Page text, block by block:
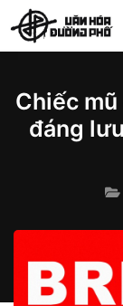
Chiếc
đáng